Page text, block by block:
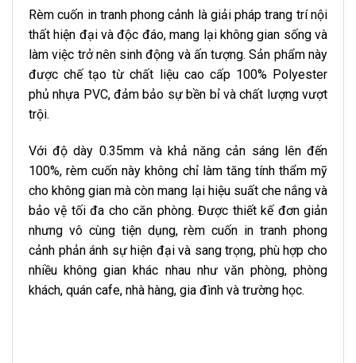
Rèm cuốn in tranh phong cảnh là giải pháp trang trí nội
thất hiện đại và độc đáo, mang lại không gian sống và
làm việc trở nên sinh động và ấn tượng. Sản phẩm này
được chế tạo từ chất liệu cao cấp 100% Polyester
phủ nhựa PVC, đảm bảo sự bền bỉ và chất lượng vượt
trội.
Với độ dày 0.35mm và khả năng cản sáng lên đến
100%, rèm cuốn này không chỉ làm tăng tính thẩm mỹ
cho không gian mà còn mang lại hiệu suất che nắng và
bảo vệ tối đa cho căn phòng. Được thiết kế đơn giản
nhưng vô cùng tiện dụng, rèm cuốn in tranh phong
cảnh phản ánh sự hiện đại và sang trọng, phù hợp cho
nhiều không gian khác nhau như văn phòng, phòng
khách, quán cafe, nhà hàng, gia đình và trường học.